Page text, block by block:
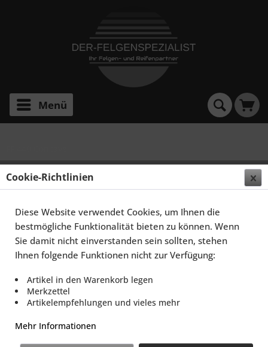
Menü
ELEGANCE WHEELS FF 440 CONCAVE 9,0X20 5X112
ET40 HYPER SILBER
Cookie-Richtlinien
Diese Website verwendet Cookies, um Ihnen die
bestmögliche Funktionalität bieten zu können. Wenn
Sie damit nicht einverstanden sein sollten, stehen
Ihnen folgende Funktionen nicht zur Verfügung:
Artikel in den Warenkorb legen
Merkzettel
Artikelempfehlungen und vieles mehr
Mehr Informationen